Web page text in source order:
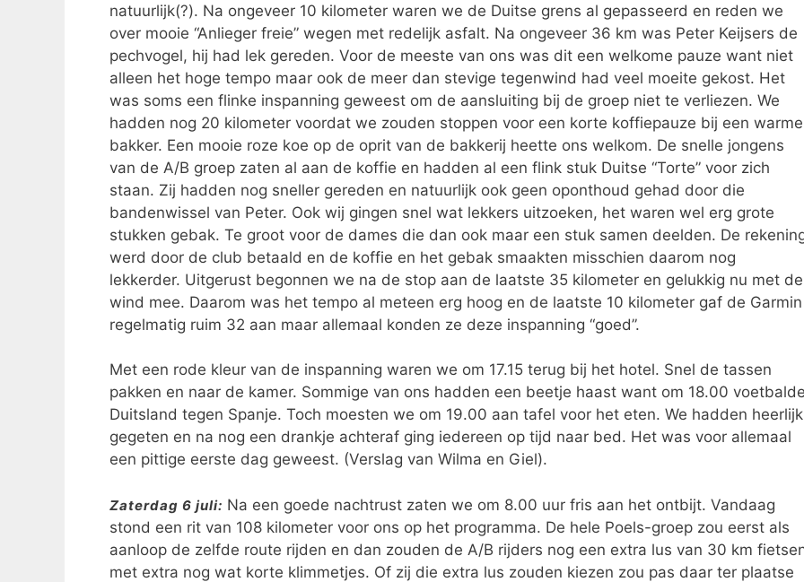
natuurlijk(?). Na ongeveer 10 kilometer waren we de Duitse grens al gepasseerd en reden we
over mooie “Anlieger freie” wegen met redelijk asfalt. Na ongeveer 36 km was Peter Keijsers de
pechvogel, hij had lek gereden. Voor de meeste van ons was dit een welkome pauze want niet
alleen het hoge tempo maar ook de meer dan stevige tegenwind had veel moeite gekost. Het
was soms een flinke inspanning geweest om de aansluiting bij de groep niet te verliezen. We
hadden nog 20 kilometer voordat we zouden stoppen voor een korte koffiepauze bij een warme
bakker. Een mooie roze koe op de oprit van de bakkerij heette ons welkom. De snelle jongens
van de A/B groep zaten al aan de koffie en hadden al een flink stuk Duitse “Torte” voor zich
staan. Zij hadden nog sneller gereden en natuurlijk ook geen oponthoud gehad door die
bandenwissel van Peter. Ook wij gingen snel wat lekkers uitzoeken, het waren wel erg grote
stukken gebak. Te groot voor de dames die dan ook maar een stuk samen deelden. De
werd door de club betaald en de koffie en het gebak smaakten misschien daarom nog
lekkerder. Uitgerust begonnen we na de stop aan de laatste 35 kilometer en gelukkig nu met de
wind mee. Daarom was het tempo al meteen erg hoog en de laatste 10 kilometer gaf de Garmin
regelmatig ruim 32 aan maar allemaal konden ze deze inspanning “goed”.
Met een rode kleur van de inspanning waren we om 17.15 terug bij het hotel. Snel de tassen
pakken en naar de kamer. Sommige van ons hadden een beetje haast want om 18.00
Duitsland tegen Spanje. Toch moesten we om 19.00 aan tafel voor het eten. We hadden heerlijk
gegeten en na nog een drankje achteraf ging iedereen op tijd naar bed. Het was voor allemaal
een pittige eerste dag geweest. (Verslag van Wilma en Giel).
Zaterdag 6 juli: Na een goede nachtrust zaten we om 8.00 uur fris aan het ontbijt. Vandaag
stond een rit van 108 kilometer voor ons op het programma. De hele Poels-groep zou eerst als
aanloop de zelfde route rijden en dan zouden de A/B rijders nog een extra lus van 30 km
met extra nog wat korte klimmetjes. Of zij die extra lus zouden kiezen zou pas daar ter plaatse